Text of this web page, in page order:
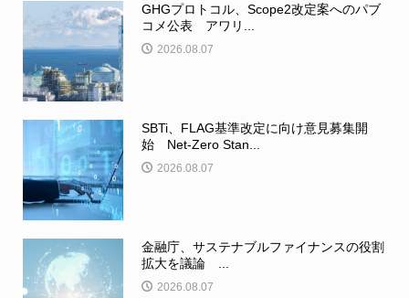
GHGプロトコル、Scope2改定案へのパブ
コメ公表 アワリ...
2026.08.07
SBTi、FLAG基準改定に向け意見募集開
始 Net-Zero Stan...
2026.08.07
金融庁、サステナブルファイナンスの役割
拡大を議論 ...
2026.08.07